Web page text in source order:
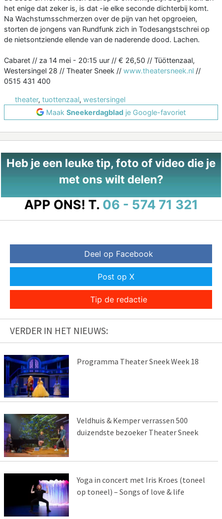
het enige dat zeker is, is dat -ie elke seconde dichterbij komt.
Na Wachstumsschmerzen over de pijn van het opgroeien,
storten de jongens van Rundfunk zich in Todesangstschrei op
de nietsontziende ellende van de naderende dood. Lachen.
Cabaret // za 14 mei - 20:15 uur // € 26,50 // Tüöttenzaal,
Westersingel 28 // Theater Sneek // www.theatersneek.nl //
0515 431 400
theater, tuottenzaal, westersingel
Maak Sneekerdagblad je Google-favoriet
Heb je een leuke tip, foto of video die je
met ons wilt delen?
APP ONS! T. 06 - 574 71 321
Deel op Facebook
Post op X
Tip de redactie
VERDER IN HET NIEUWS:
Programma Theater Sneek Week 18
Veldhuis & Kemper verrassen 500
duizendste bezoeker Theater Sneek
Yoga in concert met Iris Kroes (toneel
op toneel) – Songs of love & life